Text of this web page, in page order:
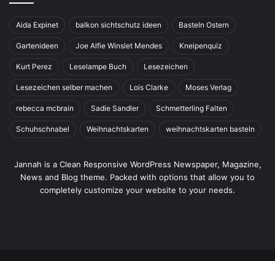
Aida Expinet balkon sichtschutz ideen Basteln Ostern
Gartenideen Joe Alfie Winslet Mendes Kneipenquiz
Kurt Perez Leselampe Buch Lesezeichen
Lesezeichen selber machen Lois Clarke Moses Verlag
rebecca mcbrain Sadie Sandler Schmetterling Falten
Schuhschnabel Weihnachtskarten weihnachtskarten basteln
Jannah is a Clean Responsive WordPress Newspaper, Magazine,
News and Blog theme. Packed with options that allow you to
completely customize your website to your needs.